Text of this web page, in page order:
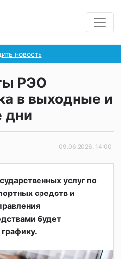
новость
РЭО
в выходные и
дни
09.06.2026, 14:00
услуг по
средств и
будет